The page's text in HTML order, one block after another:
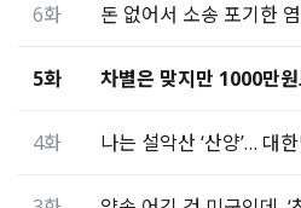
6화
5화
4화